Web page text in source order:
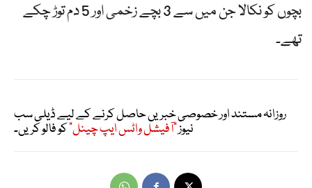
بچوں کو نکالا جن میں سے 3 بچے زخمی اور 5 دم توڑ چکے
تھے۔
روزانہ مستند اور خصوصی خبریں حاصل کرنے کے لیے ڈیلی سب
نیوز"آفیشل واٹس ایپ چینل"کو فالو کریں۔